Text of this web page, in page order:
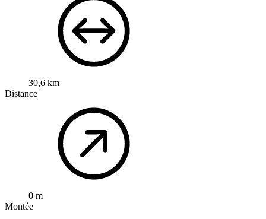
30,6 km
Distance
0 m
Montée